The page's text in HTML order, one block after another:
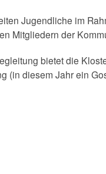
Jugendliche im
Mitgliedern der
bietet die
(in diesem Jahr ein